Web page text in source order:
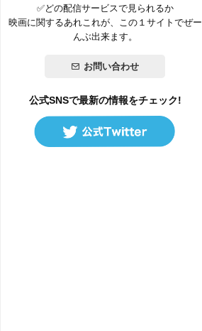
✅どの配信サービスで見られるか
映画に関するあれこれが、この１サイトでぜー
んぶ出来ます。
お問い合わせ
公式SNSで最新の情報をチェック!